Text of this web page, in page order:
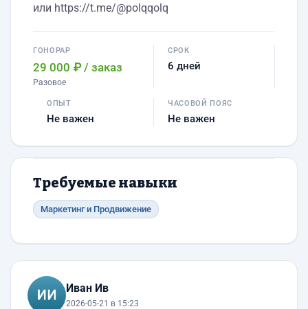
или https://t.me/@polqqolq
ГОНОРАР
29 000 ₽ / заказ
Разовое
СРОК
6 дней
ОПЫТ
Не важен
ЧАСОВОЙ ПОЯС
Не важен
Требуемые навыки
Маркетинг и Продвижение
Иван Ив
2026-05-21 в 15:23